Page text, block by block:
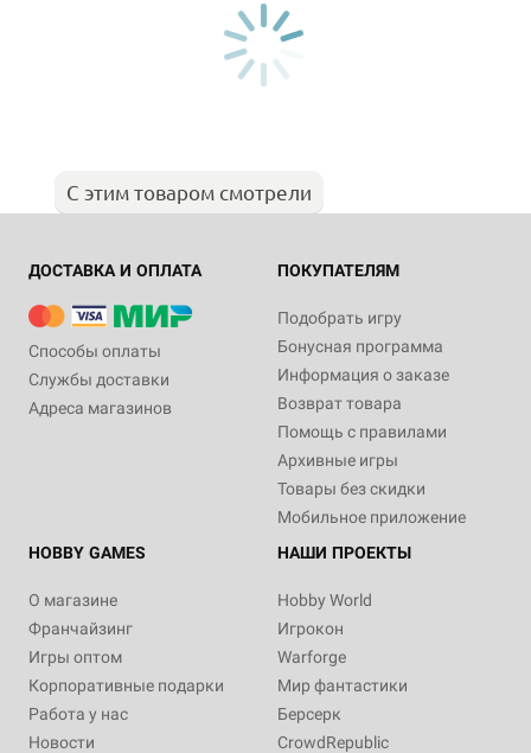
С этим товаром смотрели
ДОСТАВКА И ОПЛАТА
Способы оплаты
Службы доставки
Адреса магазинов
ПОКУПАТЕЛЯМ
Подобрать игру
Бонусная программа
Информация о заказе
Возврат товара
Помощь с правилами
Архивные игры
Товары без скидки
Мобильное приложение
HOBBY GAMES
О магазине
Франчайзинг
Игры оптом
Корпоративные подарки
Работа у нас
Новости
НАШИ ПРОЕКТЫ
Hobby World
Игрокон
Warforge
Мир фантастики
Берсерк
CrowdRepublic